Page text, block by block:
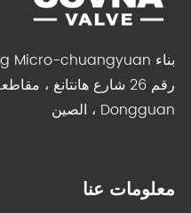
Dongguan ، الصين
معلومات عنا